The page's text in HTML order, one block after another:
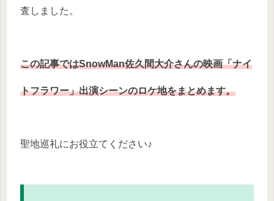
査しました。
この記事ではSnowMan佐久間大介さんの映画「ナイ
トフラワー」出演シーンのロケ地をまとめます。
聖地巡礼にお役立てください♪